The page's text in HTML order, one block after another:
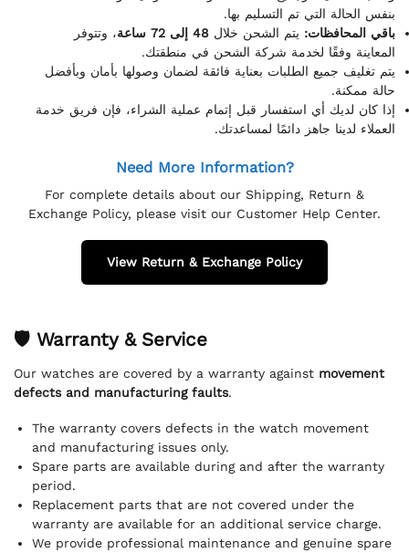
بنفس الحالة التي تم التسليم بها.
باقي المحافظات: يتم الشحن خلال 48 إلى 72 ساعة
، وتتوفر
المعاينة وفقًا لخدمة شركة الشحن في منطقتك.
يتم تغليف جميع الطلبات بعناية فائقة لضمان وصولها بأمان وبأفضل
حالة ممكنة.
إذا كان لديك أي استفسار قبل إتمام عملية الشراء، فإن فريق خدمة
العملاء لدينا جاهز دائمًا لمساعدتك.
Need More Information?
For complete details about our Shipping, Return &
Exchange Policy, please visit our Customer Help Center.
View Return & Exchange Policy
🛡 Warranty & Service
Our watches are covered by a warranty against movement
defects and manufacturing faults.
The warranty covers defects in the watch movement
and manufacturing issues only.
Spare parts are available during and after the warranty
period.
Replacement parts that are not covered under the
warranty are available for an additional service charge.
We provide professional maintenance and genuine spare